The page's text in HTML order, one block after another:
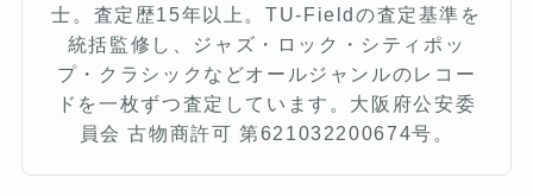
士。査定歴15年以上。TU-Fieldの査定基準を
統括監修し、ジャズ・ロック・シティポッ
プ・クラシックなどオールジャンルのレコー
ドを一枚ずつ査定しています。大阪府公安委
員会 古物商許可 第621032200674号。